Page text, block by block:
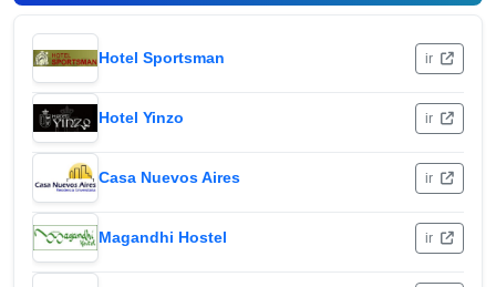
Hotel Sportsman ir
Hotel Yinzo ir
Casa Nuevos Aires ir
Magandhi Hostel ir